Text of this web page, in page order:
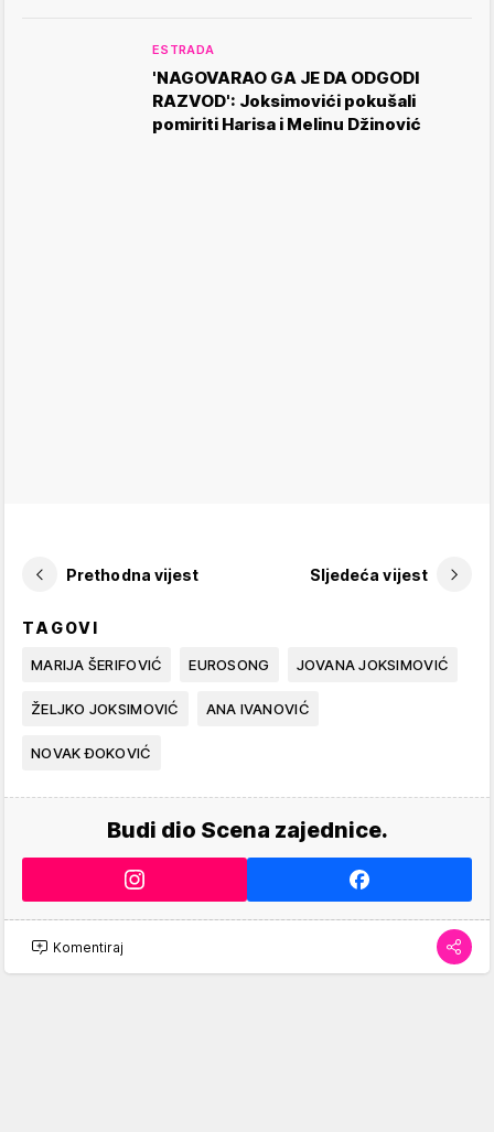
ESTRADA
'NAGOVARAO GA JE DA ODGODI
RAZVOD': Joksimovići pokušali
pomiriti Harisa i Melinu Džinović
Prethodna vijest Sljedeća vijest
TAGOVI
MARIJA ŠERIFOVIĆ EUROSONG JOVANA JOKSIMOVIĆ
ŽELJKO JOKSIMOVIĆ ANA IVANOVIĆ
NOVAK ĐOKOVIĆ
Budi dio Scena zajednice.
Komentiraj